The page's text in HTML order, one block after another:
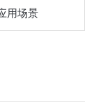
用场景